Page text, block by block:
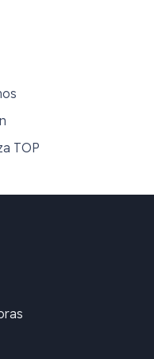
TOP